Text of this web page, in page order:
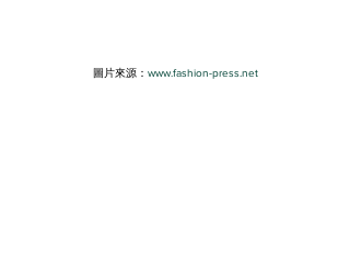
圖片來源： www.fashion-press.net